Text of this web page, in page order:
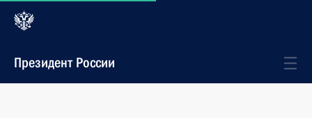
Президент России